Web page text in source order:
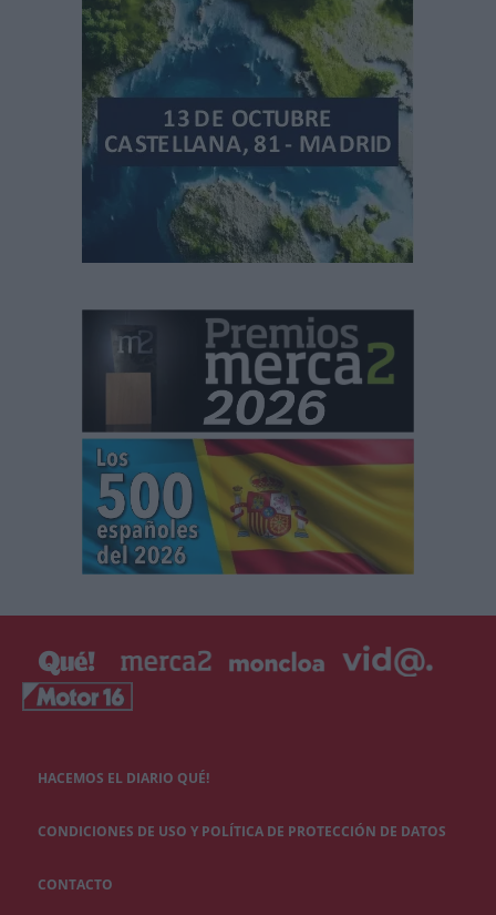
HACEMOS EL DIARIO QUÉ!
CONDICIONES DE USO Y POLÍTICA DE PROTECCIÓN DE DATOS
CONTACTO